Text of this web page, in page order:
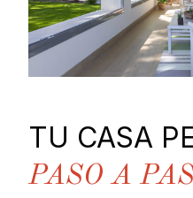
TU CASA
PASO A